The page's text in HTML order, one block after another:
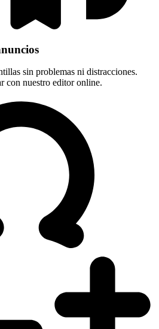
sin problemas ni distracciones.
con nuestro editor online.